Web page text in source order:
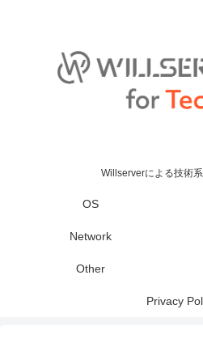
Willserverによる技術系
OS
Network
Other
Privacy